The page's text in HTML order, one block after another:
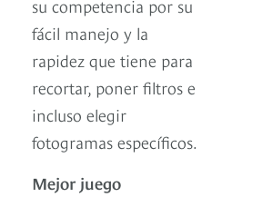
su competencia por su
fácil manejo y la
rapidez que tiene para
recortar, poner filtros e
incluso elegir
fotogramas específicos.
Mejor juego